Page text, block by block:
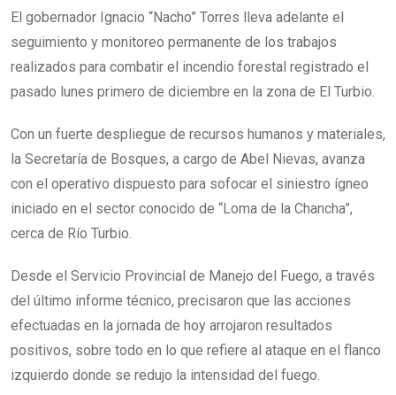
El gobernador Ignacio “Nacho” Torres lleva adelante el
seguimiento y monitoreo permanente de los trabajos
realizados para combatir el incendio forestal registrado el
pasado lunes primero de diciembre en la zona de El Turbio.
Con un fuerte despliegue de recursos humanos y materiales,
la Secretaría de Bosques, a cargo de Abel Nievas, avanza
con el operativo dispuesto para sofocar el siniestro ígneo
iniciado en el sector conocido de “Loma de la Chancha”,
cerca de Río Turbio.
Desde el Servicio Provincial de Manejo del Fuego, a través
del último informe técnico, precisaron que las acciones
efectuadas en la jornada de hoy arrojaron resultados
positivos, sobre todo en lo que refiere al ataque en el flanco
izquierdo donde se redujo la intensidad del fuego.